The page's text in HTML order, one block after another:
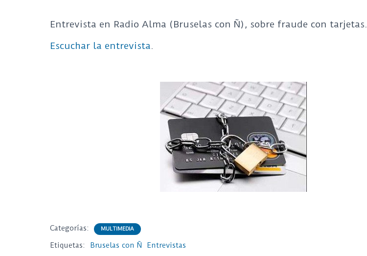
Entrevista en Radio Alma (Bruselas con Ñ), sobre fraude con tarjetas.
Escuchar la entrevista.
Categorías: MULTIMEDIA
Etiquetas: Bruselas con Ñ
Entrevistas